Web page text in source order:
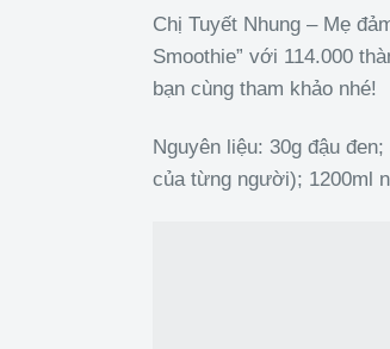
Chị Tuyết Nhung – Mẹ
Smoothie” với 114.000
bạn cùng tham khảo nhé!
Nguyên liệu: 30g đậu
của từng người); 1200ml